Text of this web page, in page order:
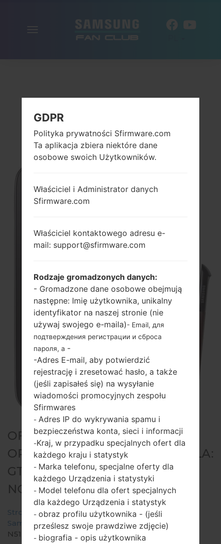
OFICJALNE
OPROGRAMOWANIE #3623 DLA:
GT-N5120 - SAMSUNGGALAXY
NOTE 8.0 LTE
Strona startowa →Galaxy Note 8.0 LTE →
SamsungGT-N5120 →GT-
N5120_XSA_1_20140627102750_lzocuxam9v.zip
GDPR
Polityka prywatności Sfirmware.com
Ta aplikacja zbiera niektóre dane
osobowe swoich Użytkowników.
Właściciel i Administrator danych
Sfirmware.com
Właściciel kontaktowego adresu e-
mail: support@sfirmware.com
Rodzaje gromadzonych danych:
- Gromadzone dane osobowe obejmują
następne: Imię użytkownika, unikalny
identyfikator na naszej stronie (nie
używaj swojego e-maila)- Email, для
подтверждения регистрации и сброса
пароля, а -
-Adres E-mail, aby potwierdzić
rejestrację i zresetować hasło, a także
(jeśli zapisałeś się) na wysyłanie
wiadomości promocyjnych zespołu
Sfirmwares
- Adres IP do wykrywania spamu i
bezpieczeństwa konta, sieci i informacji
-Kraj, w przypadku specjalnych ofert dla
każdego kraju i statystyk
- Marka telefonu, specjalne oferty dla
każdego Urządzenia i statystyki
- Model telefonu dla ofert specjalnych
dla każdego Urządzenia i statystyk
- obraz profilu użytkownika - (jeśli
prześlesz swoje prawdziwe zdjęcie)
- biografia - opis użytkownika